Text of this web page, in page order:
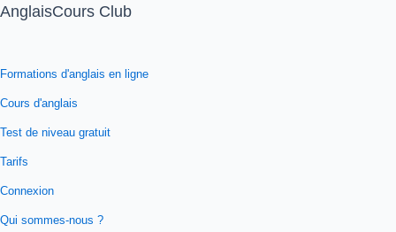
AnglaisCours Club
Formations d'anglais en ligne
Cours d'anglais
Test de niveau gratuit
Tarifs
Connexion
Qui sommes-nous ?